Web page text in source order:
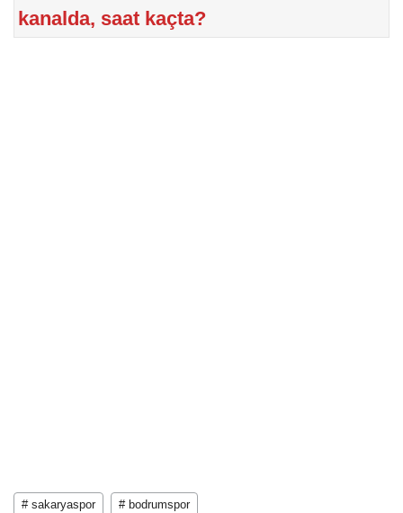
kanalda, saat kaçta?
# sakaryaspor # bodrumspor